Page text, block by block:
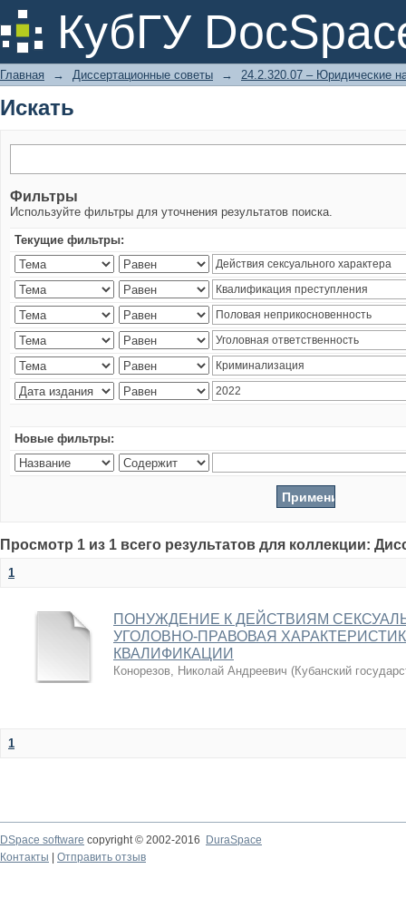
КубГУ
Искать
Главная → Диссертационные советы → 24.2.320.07 – Юридические
Искать
Фильтры
Используйте фильтры для уточнения результатов поиска.
Текущие фильтры:
Новые фильтры:
Просмотр 1 из 1 всего результатов для коллекции:
1
ПОНУЖДЕНИЕ К ДЕЙСТВИЯМ
УГОЛОВНО-ПРАВОВАЯ
КВАЛИФИКАЦИИ
Конорезов, Николай Андреевич (Кубанский
1
DSpace software copyright © 2002-2016
DuraSpace
Контакты
Отправить отзыв